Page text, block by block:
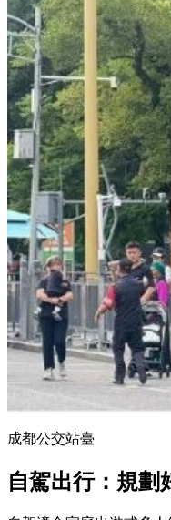
成都公交站臺
自駕出行：規劃